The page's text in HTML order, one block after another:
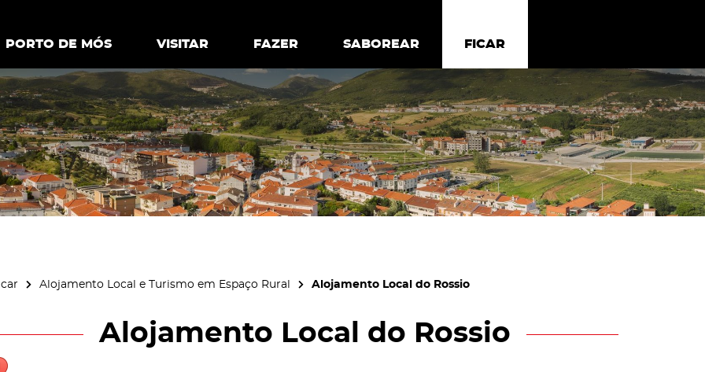
PORTO DE MÓS
VISITAR FAZER SABOREAR FICAR
PORTO DE MÓS VISITAR FAZER SABOREAR FICAR
Alojamento Local e Turismo em Espaço Rural Alojamento Local do Rossio
Alojamento Local do Rossio